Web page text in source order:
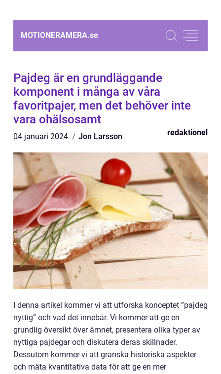
MOTIONERAMERA.se
Pajdeg är en grundläggande
komponent i många av våra
favoritpajer, men det behöver inte
vara ohälsosamt
04 januari 2024 Jon Larsson redaktionel
I denna artikel kommer vi att utforska konceptet ”pajdeg
nyttig” och vad det innebär. Vi kommer att ge en
grundlig översikt över ämnet, presentera olika typer av
nyttiga pajdegar och diskutera deras skillnader.
Dessutom kommer vi att granska historiska aspekter
och mäta kvantitativa data för att ge en mer